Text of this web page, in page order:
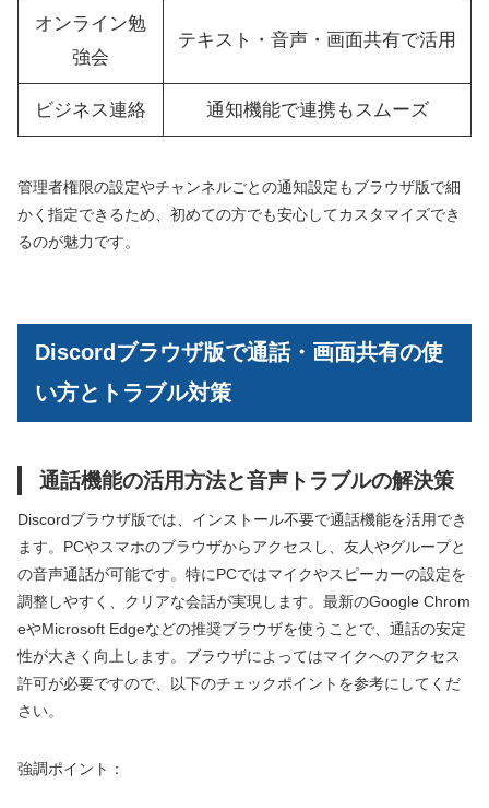
オンライン勉
強会
テキスト・音声・画面共有で活用
ビジネス連絡 通知機能で連携もスムーズ
管理者権限の設定やチャンネルごとの通知設定もブラウザ版で細
かく指定できるため、初めての方でも安心してカスタマイズでき
るのが魅力です。
Discordブラウザ版で通話・画面共有の使
い方とトラブル対策
通話機能の活用方法と音声トラブルの解決策
Discordブラウザ版では、インストール不要で通話機能を活用でき
ます。PCやスマホのブラウザからアクセスし、友人やグループと
の音声通話が可能です。特にPCではマイクやスピーカーの設定を
調整しやすく、クリアな会話が実現します。最新のGoogle Chrom
eやMicrosoft Edgeなどの推奨ブラウザを使うことで、通話の安定
性が大きく向上します。ブラウザによってはマイクへのアクセス
許可が必要ですので、以下のチェックポイントを参考にしてくだ
さい。
強調ポイント：